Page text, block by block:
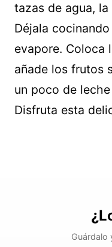
tazas de agua,
Déjala
evapore. Coloca
añade los frutos
un poco de
Disfruta esta
Guárdalo